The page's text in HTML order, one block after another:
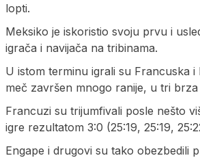
lopti.
Meksiko je iskoristio svoju prvu i
igrača i navijača na tribinama.
U istom terminu igrali su Francuska i
meč završen mnogo ranije, u tri brza
Francuzi su trijumfivali posle nešto
igre rezultatom 3:0 (25:19, 25:19,
Engape i drugovi su tako obezbedili